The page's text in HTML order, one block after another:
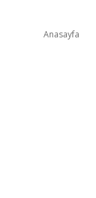
Anasayfa